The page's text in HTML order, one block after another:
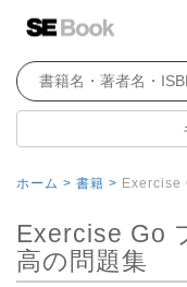
ホーム > 書籍 > Exercise
Exercise Go
高の問題集